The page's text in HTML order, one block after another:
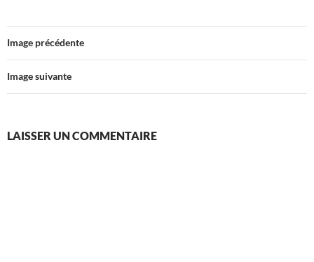
Image précédente
Image suivante
LAISSER UN COMMENTAIRE